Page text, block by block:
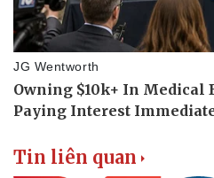
Thể thao
Bóng đá
Lịch thi đấu bóng đá
Thế giới thể thao
eSports
Hậu trường
Tin liên quan